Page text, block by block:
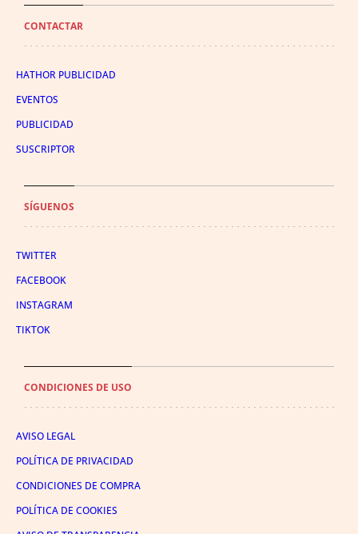
CONTACTAR
HATHOR PUBLICIDAD
EVENTOS
PUBLICIDAD
SUSCRIPTOR
SÍGUENOS
TWITTER
FACEBOOK
INSTAGRAM
TIKTOK
CONDICIONES DE USO
AVISO LEGAL
POLÍTICA DE PRIVACIDAD
CONDICIONES DE COMPRA
POLÍTICA DE COOKIES